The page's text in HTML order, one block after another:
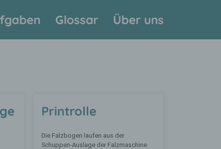
Glossar Über uns
Printrolle
Die Falzbogen laufen aus der
Schuppen-Auslage der Falzmaschine